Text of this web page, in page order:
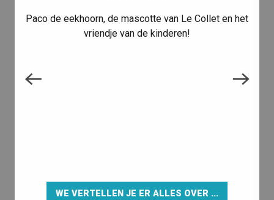
Paco de eekhoorn, de mascotte van Le Collet en het
vriendje van de kinderen!
WE VERTELLEN JE ER ALLES OVER ...